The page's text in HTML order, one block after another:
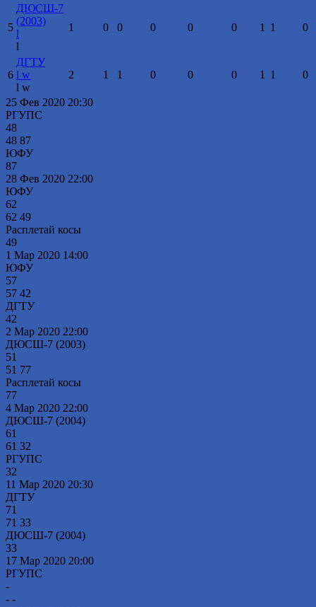
5
ДЮСШ-7
(2003)
l
l
1 0 0 0 0 0 1 1 0
6
ДГТУ
l w
l w
2 1 1 0 0 0 1 1 0
25 Фев 2020 20:30
РГУПС
48
48 87
ЮФУ
87
28 Фев 2020 22:00
ЮФУ
62
62 49
Расплетай косы
49
1 Мар 2020 14:00
ЮФУ
57
57 42
ДГТУ
42
2 Мар 2020 22:00
ДЮСШ-7 (2003)
51
51 77
Расплетай косы
77
4 Мар 2020 22:00
ДЮСШ-7 (2004)
61
61 32
РГУПС
32
11 Мар 2020 20:30
ДГТУ
71
71 33
ДЮСШ-7 (2004)
33
17 Мар 2020 20:00
РГУПС
-
- -